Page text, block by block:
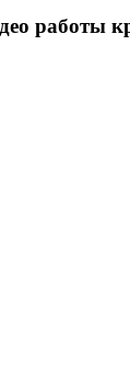
работы